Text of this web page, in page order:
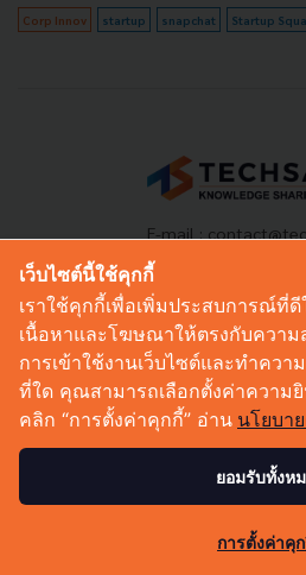
Corp Innov startup snapchat Startup
E-mail :
Techsauce
About
Techsauce
Privacy
ส่งบทควา
เว็บไซต์นี้ใช้คุกกี้
เราใช้คุกกี้เพื่อเพิ่มประสบการณ์ที่
เนื้อหาและโฆษณาให้ตรงกับความ
การเข้าใช้งานเว็บไซต์และทำควา
ที่ใด คุณสามารถเลือกตั้งค่าความ
คลิก “การตั้งค่าคุกกี้” อ่าน นโยบา
ยอมรับทั้งห
การตั้งค่าคุ